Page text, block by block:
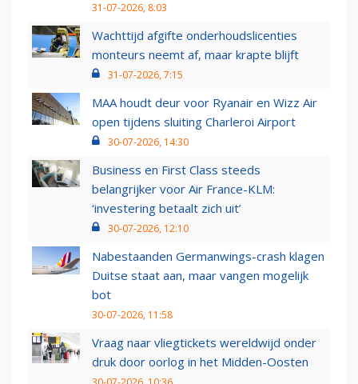
31-07-2026, 8:03
Wachttijd afgifte onderhoudslicenties
monteurs neemt af, maar krapte blijft
31-07-2026, 7:15
MAA houdt deur voor Ryanair en Wizz Air
open tijdens sluiting Charleroi Airport
30-07-2026, 14:30
Business en First Class steeds
belangrijker voor Air France-KLM:
‘investering betaalt zich uit’
30-07-2026, 12:10
Nabestaanden Germanwings-crash klagen
Duitse staat aan, maar vangen mogelijk
bot
30-07-2026, 11:58
Vraag naar vliegtickets wereldwijd onder
druk door oorlog in het Midden-Oosten